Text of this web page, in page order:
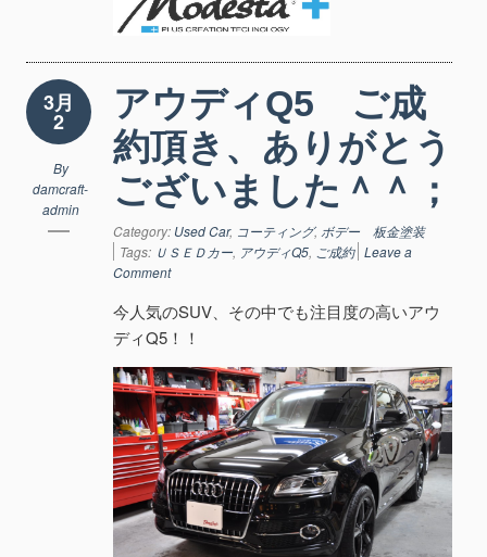
3月
2
By
damcraft-
admin
アウディQ5 ご成
約頂き、ありがとう
ございました＾＾；
Category: Used Car, コーティング, ボデー 板金塗装
Tags: ＵＳＥＤカー, アウディQ5, ご成約 Leave a
Comment
今人気のSUV、その中でも注目度の高いアウ
ディQ5！！